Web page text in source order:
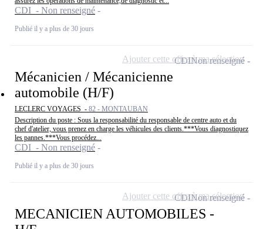
CDI - Non renseigné
Publié il y a plus de 30 jours
Mécanicien / Mécanicienne
automobile (H/F)
LECLERC VOYAGES - 82 - MONTAUBAN
Description du poste : Sous la responsabilité du responsable de centre auto et du
chef d'atelier, vous prenez en charge les véhicules des clients.***Vous diagnostiquez
les pannes.***Vous procédez...
CDI - Non renseigné
Publié il y a plus de 30 jours
CDINon renseigné
Ajouter cette offre à ma sélection
MECANICIEN AUTOMOBILES -
CDINon renseigné
Ajouter cette offre à ma sélection